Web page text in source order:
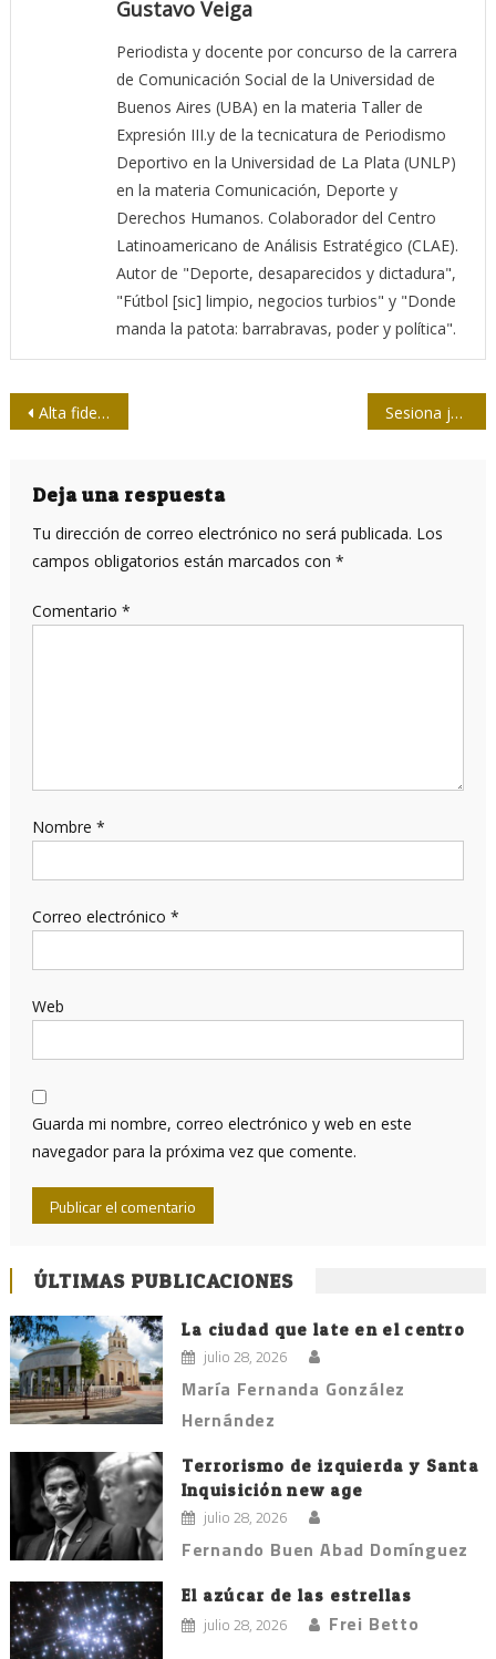
Gustavo Veiga
Periodista y docente por concurso de la carrera
de Comunicación Social de la Universidad de
Buenos Aires (UBA) en la materia Taller de
Expresión III.y de la tecnicatura de Periodismo
Deportivo en la Universidad de La Plata (UNLP)
en la materia Comunicación, Deporte y
Derechos Humanos. Colaborador del Centro
Latinoamericano de Análisis Estratégico (CLAE).
Autor de "Deporte, desaparecidos y dictadura",
"Fútbol [sic] limpio, negocios turbios" y "Donde
manda la patota: barrabravas, poder y política".
Navegación
entradas
Alta fidelidad Sesiona jurado del Concurso Nacional de Periodismo 26 de Julio
Deja una respuesta
Tu dirección de correo electrónico no será publicada. Los
campos obligatorios están marcados con *
Comentario *
Nombre *
Correo electrónico *
Web
Guarda mi nombre, correo electrónico y web en este
navegador para la próxima vez que comente.
ÚLTIMAS PUBLICACIONES
La ciudad que late en el centro
julio 28, 2026
María Fernanda González
Hernández
Terrorismo de izquierda y Santa
Inquisición new age
julio 28, 2026
Fernando Buen Abad Domínguez
El azúcar de las estrellas
julio 28, 2026 Frei Betto